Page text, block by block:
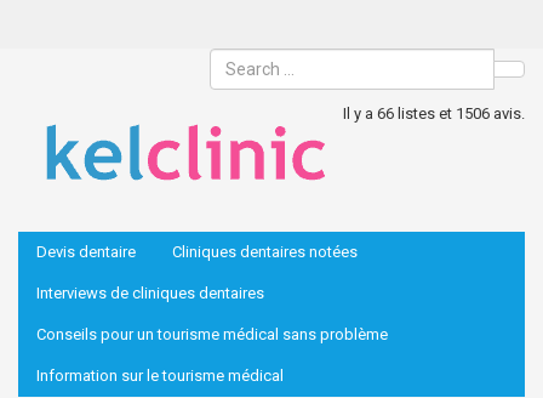
Il y a 66 listes et 1506 avis.
Devis dentaire Cliniques dentaires notées
Interviews de cliniques dentaires
Conseils pour un tourisme médical sans problème
Information sur le tourisme médical